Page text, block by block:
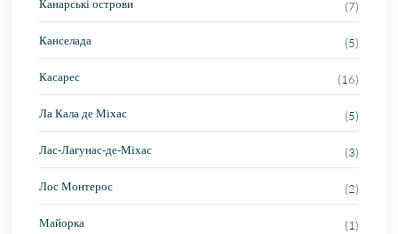
Канарські острови (7)
Канселада (5)
Касарес (16)
Ла Кала де Міхас (5)
Лас-Лагунас-де-Міхас (3)
Лос Монтерос (2)
Майорка (1)